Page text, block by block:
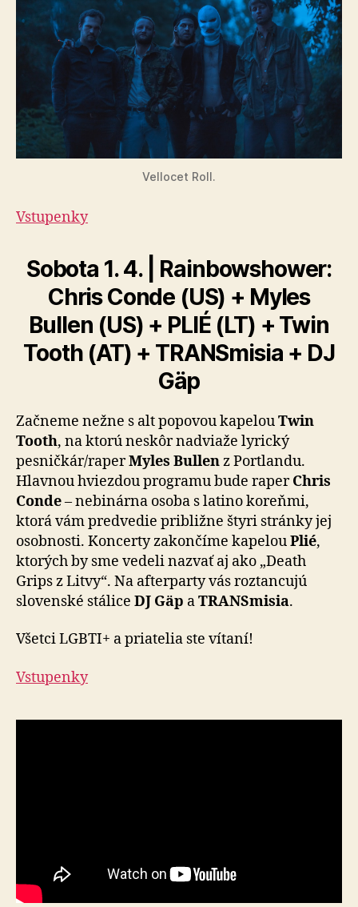
Vellocet Roll.
Vstupenky
Sobota 1. 4. | Rainbowshower:
Chris Conde (US) + Myles
Bullen (US) + PLIÉ (LT) + Twin
Tooth (AT) + TRANSmisia + DJ
Gäp
Začneme nežne s alt popovou kapelouTwin
Tooth, na ktorú neskôr nadviaže lyrický
pesničkár/raperMyles Bullenz Portlandu.
Hlavnou hviezdou programu bude raperChris
Conde– nebinárna osoba s latino koreňmi,
ktorá vám predvedie približne štyri stránky jej
osobnosti. Koncerty zakončíme kapelouPlié,
ktorých by sme vedeli nazvať aj ako „Death
Grips z Litvy“. Na afterparty vás roztancujú
slovenské stálice DJ Gäp aTRANSmisia.
Všetci LGBTI+ a priatelia ste vítaní!
Vstupenky